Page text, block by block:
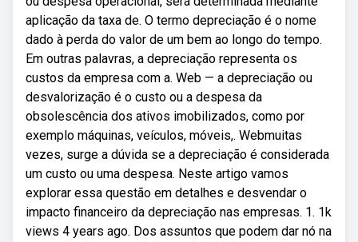
aplicação da taxa de. O termo depreciação é o nome
dado à perda do valor de um bem ao longo do tempo.
Em outras palavras, a depreciação representa os
custos da empresa com a. Web — a depreciação ou
desvalorização é o custo ou a despesa da
obsolescência dos ativos imobilizados, como por
exemplo máquinas, veículos, móveis,. Webmuitas
vezes, surge a dúvida se a depreciação é considerada
um custo ou uma despesa. Neste artigo vamos
explorar essa questão em detalhes e desvendar o
impacto financeiro da depreciação nas empresas. 1. 1k
views 4 years ago. Dos assuntos que podem dar nó na